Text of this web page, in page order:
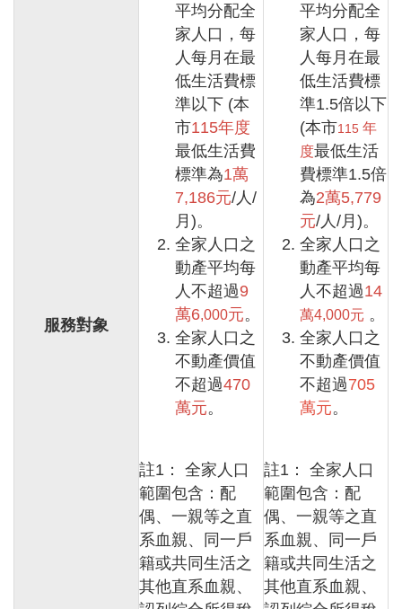
服務對象
平均分配全
家人口，每
人每月在最
低生活費標
準以下 (本
市115年度
最低生活費
標準為1萬
7,186元/人/
月)。
全家人口之
動產平均每
人不超過9
萬6,000元。
全家人口之
不動產價值
不超過470
萬元。
註1： 全家人口
範圍包含：配
偶、一親等之直
系血親、同一戶
籍或共同生活之
其他直系血親、
平均分配全
家人口，每
人每月在最
低生活費標
準1.5倍以下
(本市115 年
度最低生活
費標準1.5倍
為2萬5,779
元/人/月)。
全家人口之
動產平均每
人不超過14
萬4,000元 。
全家人口之
不動產價值
不超過705
萬元。
註1： 全家人口
範圍包含：配
偶、一親等之直
系血親、同一戶
籍或共同生活之
其他直系血親、